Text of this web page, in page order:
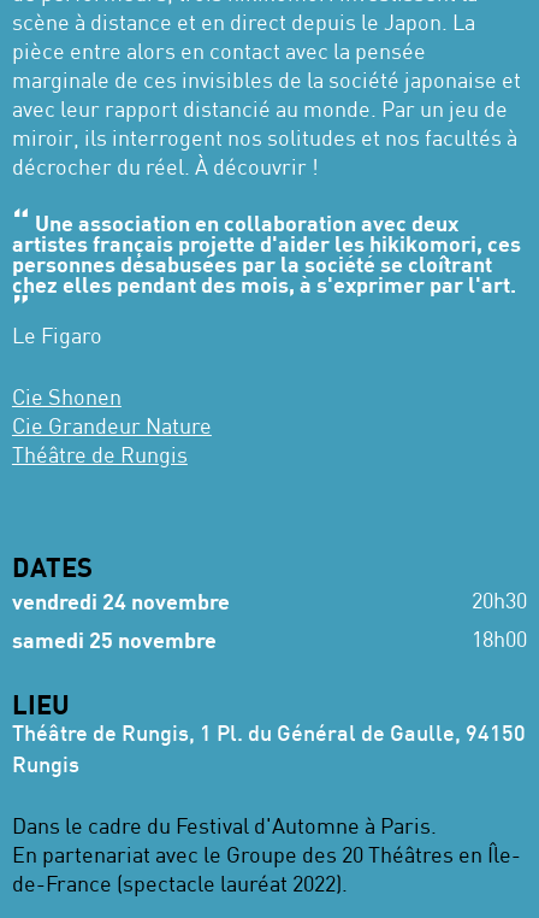
scène à distance et en direct depuis le Japon. La
pièce entre alors en contact avec la pensée
marginale de ces invisibles de la société japonaise et
avec leur rapport distancié au monde. Par un jeu de
miroir, ils interrogent nos solitudes et nos facultés à
décrocher du réel. À découvrir !
Une association en collaboration avec deux
artistes français projette d'aider les hikikomori, ces
personnes désabusées par la société se cloîtrant
chez elles pendant des mois, à s'exprimer par l'art.
Le Figaro
Cie Shonen
Cie Grandeur Nature
Théâtre de Rungis
DATES
vendredi 24 novembre 20h30
samedi 25 novembre 18h00
LIEU
Théâtre de Rungis, 1 Pl. du Général de Gaulle, 94150
Rungis
Dans le cadre du Festival d'Automne à Paris.
En partenariat avec le Groupe des 20 Théâtres en Île-
de-France (spectacle lauréat 2022).